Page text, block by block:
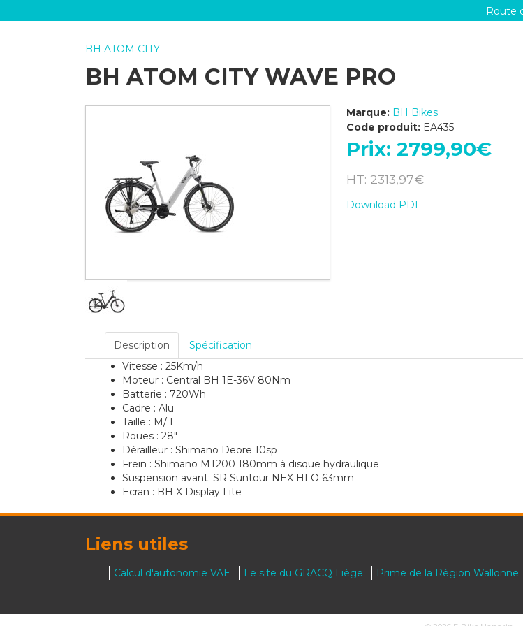
Route
BH ATOM CITY
BH ATOM CITY WAVE PRO
Marque: BH Bikes
Code produit: EA435
Prix:2799,90‎€
HT: 2313,97‎€
Download PDF
Description
Spécification
Vitesse : 25Km/h
Moteur : Central BH 1E-36V 80Nm
Batterie : 720Wh
Cadre : Alu
Taille : M/ L
Roues : 28"
Dérailleur : Shimano Deore 10sp
Frein : Shimano MT200 180mm à disque hydraulique
Suspension avant: SR Suntour NEX HLO 63mm
Ecran : BH X Display Lite
Liens utiles
Calcul d'autonomie VAE Le site du GRACQ Liège Prime de la Région Wallonne